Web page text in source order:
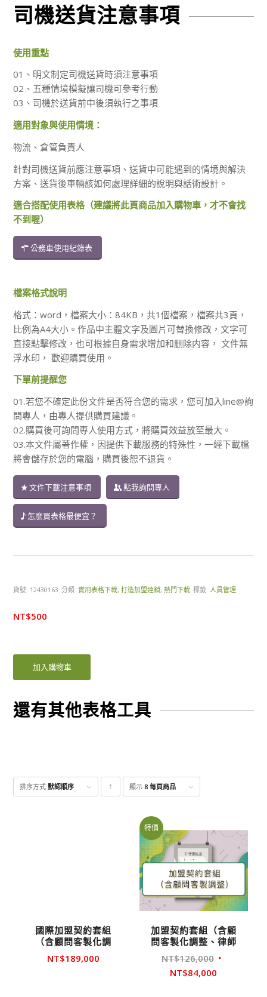
司機送貨注意事項
使用重點
01、明文制定司機送貨時須注意事項
02、五種情境模擬讓司機可參考行動
03、司機於送貨前中後須執行之事項
適用對象與使用情境：
物流、倉管負責人
針對司機送貨前應注意事項、送貨中可能遇到的情境與解決
方案、送貨後車輛該如何處理詳細的說明與話術設計。
適合搭配使用表格（建議將此頁商品加入購物車，才不會找
不到喔）
公務車使用紀錄表
檔案格式說明
格式：word，檔案大小：84KB，共1個檔案，檔案共3頁，
比例為A4大小。作品中主體文字及圖片可替換修改，文字可
直接點擊修改，也可根據自身需求增加和删除内容， 文件無
浮水印， 歡迎購買使用。
下單前提醒您
01.若您不確定此份文件是否符合您的需求，您可加入line@詢
問專人，由專人提供購買建議。
02.購買後可詢問專人使用方式，將購買效益放至最大。
03.本文件屬著作權，因提供下載服務的特殊性，一經下載檔
將會儲存於您的電腦，購買後恕不退貨。
文件下載注意事項 點我詢問專人
怎麼買表格最便宜？
貨號: 12430163 分類:實用表格下載,打造加盟連鎖,熱門下載 標籤: 人員管理
NT$500
加入購物車
還有其他表格工具
排序方式默認順序 點
顯示8 每頁商品
國際加盟契約套組
（含顧問客製化調
整、律師審約）
NT$189,000
加盟契約套組（含顧
問客製化調整、律師
審約）
NT$126,000 原
始
NT$84,000
特價